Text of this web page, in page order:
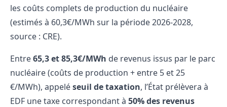
les coûts complets de production du nucléaire
(estimés à 60,3€/MWh sur la période 2026-2028,
source : CRE).
Entre65,3 et 85,3€/MWh de revenus issus par le parc
nucléaire (coûts de production + entre 5 et 25
€/MWh), appeléseuil de taxation, l’État prélèvera à
EDF une taxe correspondant à 50% des revenus